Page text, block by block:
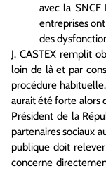
avec la SNCF
entreprises
des
J. CASTEX remplit
loin de là et par
procédure
aurait été forte alors
Président de la
partenaires sociaux
publique doit
concerne